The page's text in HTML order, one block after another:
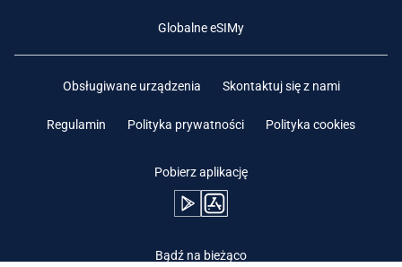
Globalne eSIMy
Obsługiwane urządzenia Skontaktuj się z nami
Regulamin Polityka prywatności Polityka cookies
Pobierz aplikację
Bądź na bieżąco